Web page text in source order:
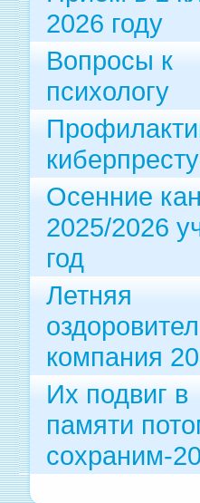
2026 году
Вопросы к
психологу
Осенние
2025/2026
год
Летняя
компания
Их подвиг в
памяти
сохраним-